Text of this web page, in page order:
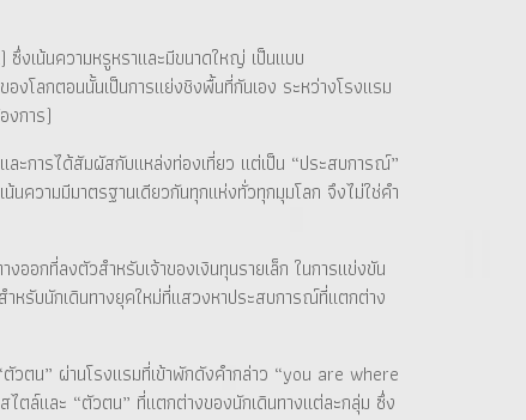
งเน้นความหรูหราและมีขนาดใหญ่ เป็นแบบ
โลกตอนนั้นเป็นการแย่งชิงพื้นที่กันเอง ระหว่างโรงแรม
งการ)
ละการได้สัมผัสกับแหล่งท่องเที่ยว แต่เป็น “ประสบการณ์”
ความมีมาตรฐานเดียวกันทุกแห่งทั่วทุกมุมโลก จึงไม่ใช่คำ
ออกที่ลงตัวสำหรับเจ้าของเงินทุนรายเล็ก ในการแข่งขัน
หรับนักเดินทางยุคใหม่ที่แสวงหาประสบการณ์ที่แตกต่าง
วตน” ผ่านโรงแรมที่เข้าพักดังคำกล่าว “you are where
ตล์และ “ตัวตน” ที่แตกต่างของนักเดินทางแต่ละกลุ่ม ซึ่ง